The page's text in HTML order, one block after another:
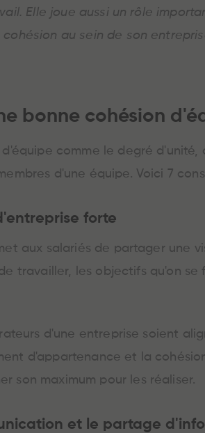
Elle joue aussi un rôle
au sein de son
bonne cohésion
comme le degré
d'une équipe. Voici 7
forte
aux salariés de partager une
travailler, les objectifs qu'on se
d'une entreprise soient
d'appartenance et la
son maximum pour les réaliser.
et le partage